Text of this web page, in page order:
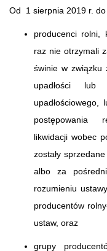
Od 1 sierpnia 2019 r.
producenci rolni,
raz nie otrzymali
świnie w związku
upadłości lub
postępowania
likwidacji wobec
zostały
albo za
rozumieniu
producentów
ustaw, oraz
grupy